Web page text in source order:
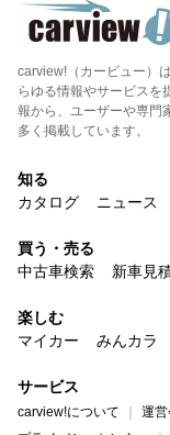
carview!（カービュー）
らゆる情報やサービスを
報から、ユーザーや専門
多く掲載しています。
知る
カタログ
ニュース
買う・売る
中古車検索
新車見
楽しむ
マイカー
みんカラ
サービス
carview!について 運営